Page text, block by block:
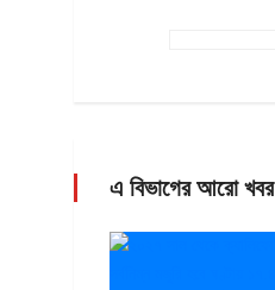
এ বিভাগের আরো খবর